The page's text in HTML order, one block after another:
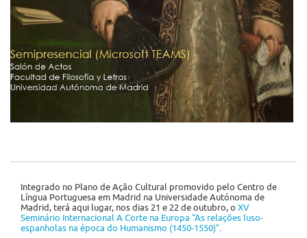
Integrado no Plano de Ação Cultural promovido pelo Centro de
Língua Portuguesa em Madrid na Universidade Autónoma de
Madrid, terá aqui lugar, nos dias 21 e 22 de outubro, o XV
Seminário Internacional A Corte na Europa “As relações luso-
espanholas na época do Humanismo (1450-1550)”